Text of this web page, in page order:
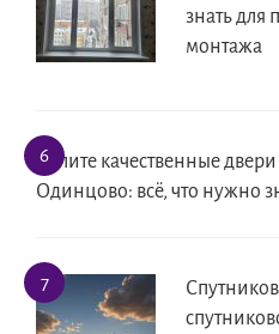
знать для
монтажа
Купите качественные
Одинцово: всё, что нужно